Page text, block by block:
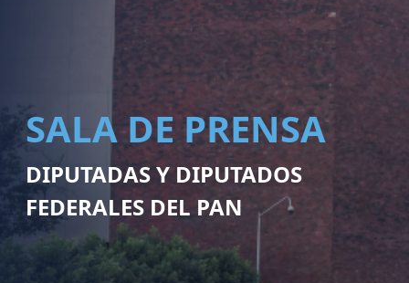
SALA DE PRENSA
DIPUTADAS Y DIPUTADOS
FEDERALES DEL PAN